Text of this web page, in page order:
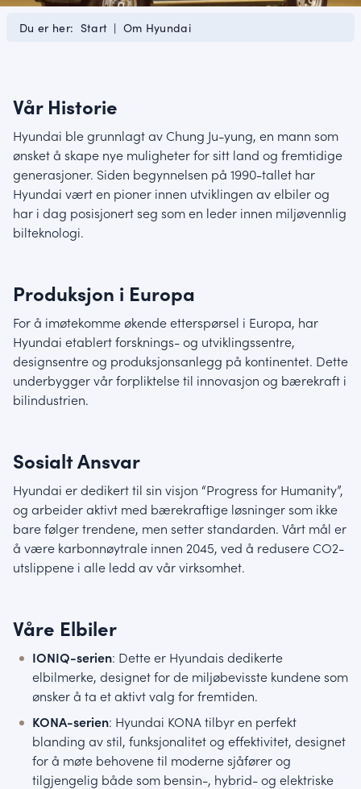
Du er her: Start | Om Hyundai
Vår Historie
Hyundai ble grunnlagt av Chung Ju-yung, en mann som
ønsket å skape nye muligheter for sitt land og fremtidige
generasjoner. Siden begynnelsen på 1990-tallet har
Hyundai vært en pioner innen utviklingen av elbiler og
har i dag posisjonert seg som en leder innen miljøvennlig
bilteknologi.
Produksjon i Europa
For å imøtekomme økende etterspørsel i Europa, har
Hyundai etablert forsknings- og utviklingssentre,
designsentre og produksjonsanlegg på kontinentet. Dette
underbygger vår forpliktelse til innovasjon og bærekraft i
bilindustrien.
Sosialt Ansvar
Hyundai er dedikert til sin visjon “Progress for Humanity”,
og arbeider aktivt med bærekraftige løsninger som ikke
bare følger trendene, men setter standarden. Vårt mål er
å være karbonnøytrale innen 2045, ved å redusere CO2-
utslippene i alle ledd av vår virksomhet.
Våre Elbiler
IONIQ-serien: Dette er Hyundais dedikerte
elbilmerke, designet for de miljøbevisste kundene som
ønsker å ta et aktivt valg for fremtiden.
KONA-serien: Hyundai KONA tilbyr en perfekt
blanding av stil, funksjonalitet og effektivitet, designet
for å møte behovene til moderne sjåfører og
tilgjengelig både som bensin-, hybrid- og elektriske